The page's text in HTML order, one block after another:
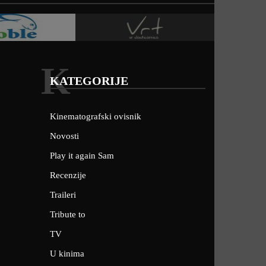
KATEGORIJE
K
Kinematografski ovisnik
Novosti
Play it again Sam
Recenzije
Traileri
Tribute to
TV
U kinima